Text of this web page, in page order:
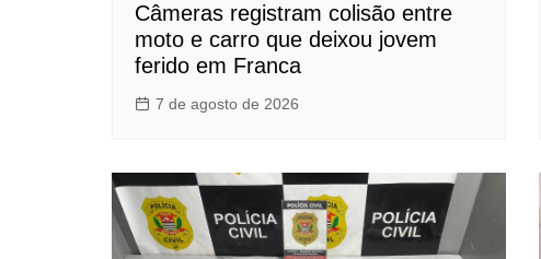
Câmeras registram colisão entre
moto e carro que deixou jovem
ferido em Franca
7 de agosto de 2026